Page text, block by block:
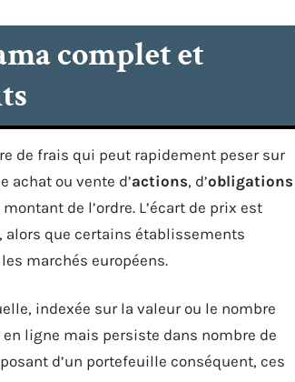
complet et
de frais qui peut rapidement peser sur
achat ou vente d’actions, d’obligations
de l’ordre. L’écart de prix est
alors que certains établissements
marchés européens.
indexée sur la valeur ou le nombre
ligne mais persiste dans nombre de
d’un portefeuille conséquent, ces